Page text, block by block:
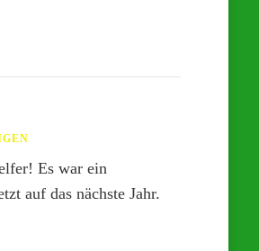
Es war ein
auf das nächste Jahr.